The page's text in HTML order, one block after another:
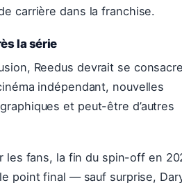
carrière dans la franchise.
la série
Reedus devrait se
indépendant, nouvelles
et peut-être d’autres
les fans, la fin du spin-off en
point final — sauf surprise,